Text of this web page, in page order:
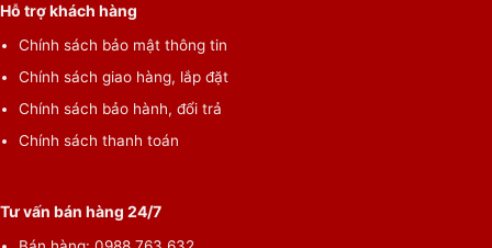
Hỗ trợ khách hàng
Chính sách bảo mật thông tin
Chính sách giao hàng, lắp đặt
Chính sách bảo hành, đổi trả
Chính sách thanh toán
Tư vấn bán hàng 24/7